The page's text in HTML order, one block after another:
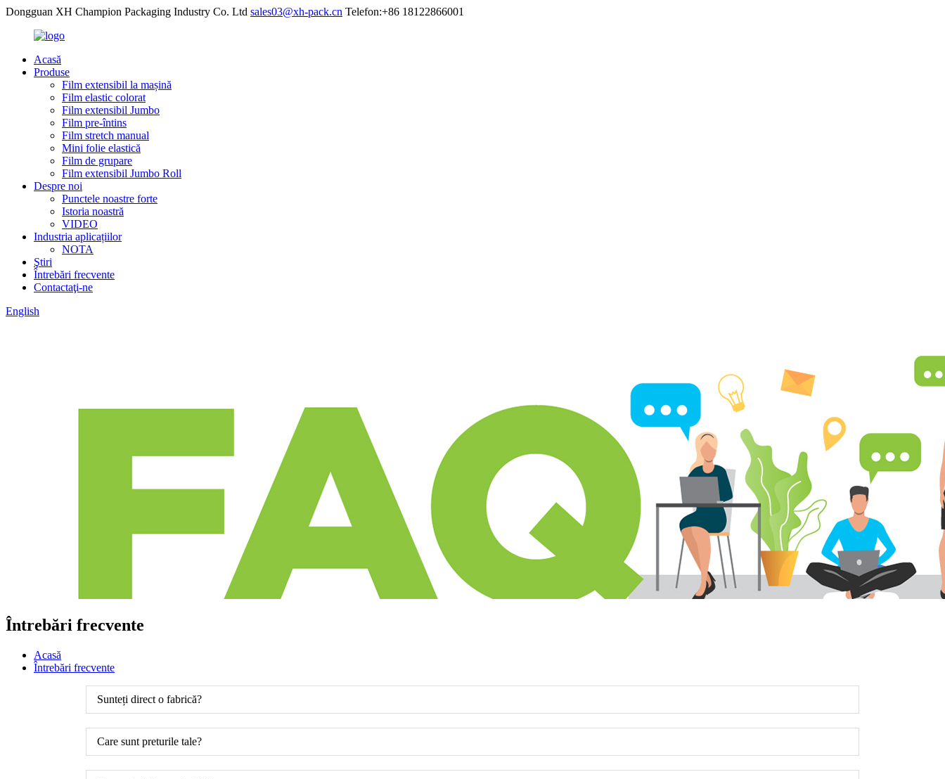
Dongguan XH Champion Packaging Industry Co. Ltd sales03@xh-pack.cn Telefon:+86 18122866001
Acasă
Produse
Film extensibil la mașină
Film elastic colorat
Film extensibil Jumbo
Film pre-întins
Film stretch manual
Mini folie elastică
Film de grupare
Film extensibil Jumbo Roll
Despre noi
Punctele noastre forte
Istoria noastră
VIDEO
Industria aplicațiilor
NOTA
Ştiri
Întrebări frecvente
Contactaţi-ne
English
Întrebări frecvente
Acasă
Întrebări frecvente
Sunteți direct o fabrică?
Care sunt preturile tale?